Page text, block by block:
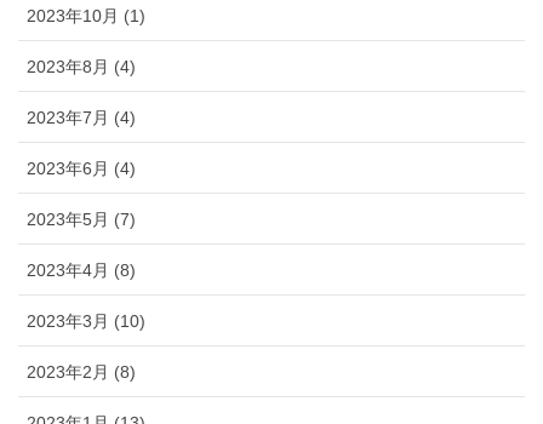
2023年10月 (1)
2023年8月 (4)
2023年7月 (4)
2023年6月 (4)
2023年5月 (7)
2023年4月 (8)
2023年3月 (10)
2023年2月 (8)